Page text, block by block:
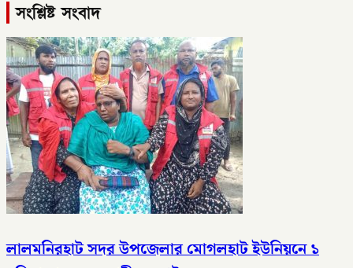
সংশ্লিষ্ট সংবাদ
লালমনিরহাট সদর উপজেলার মোগলহাট ইউনিয়নে ১